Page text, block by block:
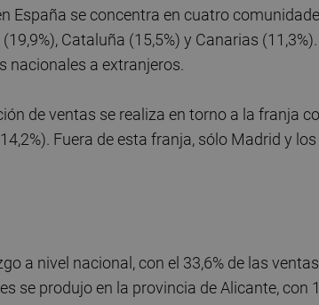
España se concentra en cuatro
Cataluña (15,5%) y Canarias
nacionales a extranjeros.
de ventas se realiza en torno a la franja
Fuera de esta franja, sólo Madrid y los
a nivel nacional, con el 33,6% de las
se produjo en la provincia de Alicante, con